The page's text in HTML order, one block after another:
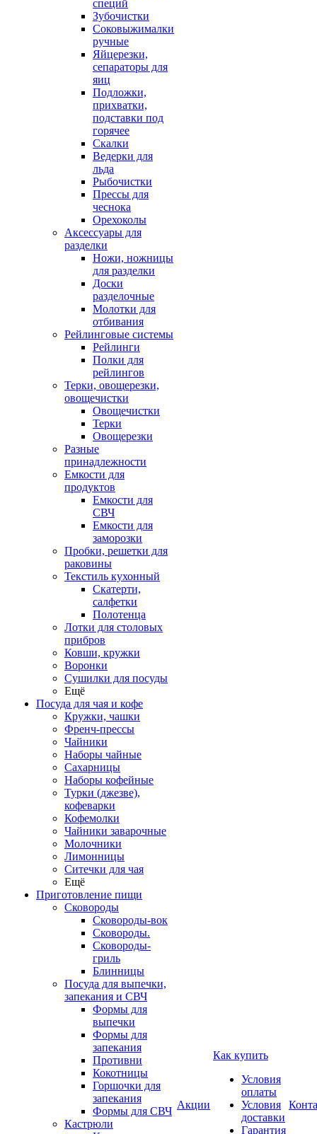
специй
Зубочистки
Соковыжималки
ручные
Яйцерезки,
сепараторы для
яиц
Подложки,
прихватки,
подставки под
горячее
Скалки
Ведерки для
льда
Рыбочистки
Прессы для
чеснока
Орехоколы
Аксессуары для
разделки
Ножи, ножницы
для разделки
Доски
разделочные
Молотки для
отбивания
Рейлинговые системы
Рейлинги
Полки для
рейлингов
Терки, овощерезки,
овощечистки
Овощечистки
Терки
Овощерезки
Разные
принадлежности
Емкости для
продуктов
Емкости для
СВЧ
Емкости для
заморозки
Пробки, решетки для
раковины
Текстиль кухонный
Скатерти,
салфетки
Полотенца
Лотки для столовых
прибров
Ковши, кружки
Воронки
Сушилки для посуды
Ещё
Посуда для чая и кофе
Кружки, чашки
Френч-прессы
Чайники
Наборы чайные
Сахарницы
Наборы кофейные
Турки (джезве),
кофеварки
Кофемолки
Чайники заварочные
Молочники
Лимонницы
Ситечки для чая
Ещё
Приготовление пищи
Сковороды
Сковороды-вок
Сковороды.
Сковороды-
гриль
Блинницы
Посуда для выпечки,
запекания и СВЧ
Формы для
выпечки
Формы для
запекания
Противни
Кокотницы
Горшочки для
запекания
Формы для СВЧ
Кастрюли
Акции
Как купить
Условия
оплаты
Условия
доставки
Гарантия